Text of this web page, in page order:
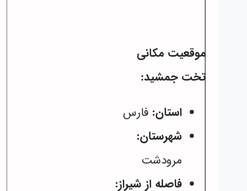
موقعیت مکانی
تخت جمشید:
استان: فارس
شهرستان:
مرودشت
فاصله از شیراز: